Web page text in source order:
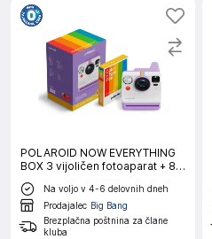
POLAROID NOW EVERYTHING
BOX 3 vijoličen fotoaparat + 8
fotografij
Na voljo v 4-6 delovnih dneh
Prodajalec Big Bang
Brezplačna poštnina za člane
kluba